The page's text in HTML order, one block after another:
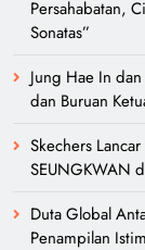
Persahabatan,
Sonatas”
Jung Hae In
dan Buruan
Skechers
SEUNGKWAN
Duta Global
Penampilan